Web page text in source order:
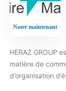
Noter maintenant
HERAZ GROUP
matière de
d’organisation